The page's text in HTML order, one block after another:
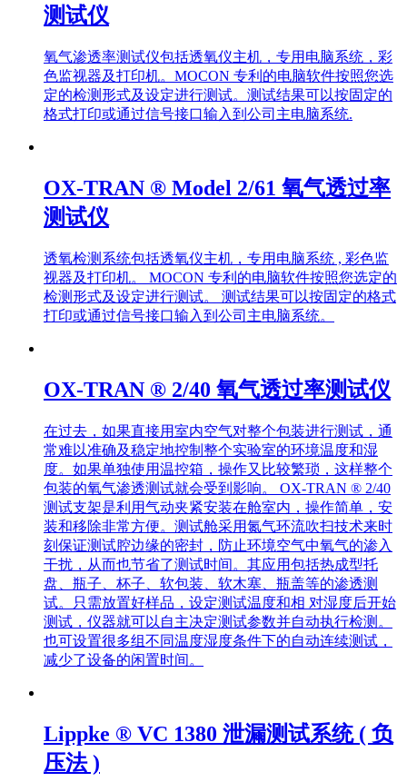
测试仪
氧气渗透率测试仪包括透氧仪主机，专用电脑系统，彩
色监视器及打印机。MOCON 专利的电脑软件按照您选
定的检测形式及设定进行测试。测试结果可以按固定的
格式打印或通过信号接口输入到公司主电脑系统.
OX-TRAN ® Model 2/61 氧气透过率
测试仪
透氧检测系统包括透氧仪主机，专用电脑系统 , 彩色监
视器及打印机。 MOCON 专利的电脑软件按照您选定的
检测形式及设定进行测试。 测试结果可以按固定的格式
打印或通过信号接口输入到公司主电脑系统。
OX-TRAN ® 2/40 氧气透过率测试仪
在过去，如果直接用室内空气对整个包装进行测试，通
常难以准确及稳定地控制整个实验室的环境温度和湿
度。如果单独使用温控箱，操作又比较繁琐，这样整个
包装的氧气渗透测试就会受到影响。 OX-TRAN ® 2/40
测试支架是利用气动夹紧安装在舱室内，操作简单，安
装和移除非常方便。测试舱采用氮气环流吹扫技术来时
刻保证测试腔边缘的密封，防止环境空气中氧气的渗入
干扰，从而也节省了测试时间。其应用包括热成型托
盘、瓶子、杯子、软包装、软木塞、瓶盖等的渗透测
试。只需放置好样品，设定测试温度和相 对湿度后开始
测试，仪器就可以自主决定测试参数并自动执行检测。
也可设置很多组不同温度湿度条件下的自动连续测试，
减少了设备的闲置时间。
Lippke ® VC 1380 泄漏测试系统 ( 负
压法 )